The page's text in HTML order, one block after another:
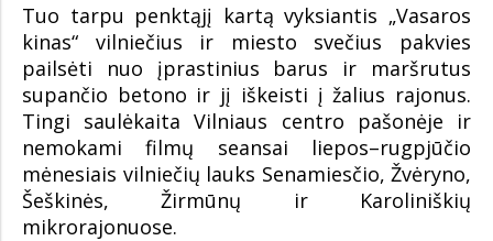
Tuo tarpu penktąjį kartą vyksiantis „Vasaros
kinas“ vilniečius ir miesto svečius pakvies
pailsėti nuo įprastinius barus ir maršrutus
supančio betono ir jį iškeisti į žalius rajonus.
Tingi saulėkaita Vilniaus centro pašonėje ir
nemokami filmų seansai liepos–rugpjūčio
mėnesiais vilniečių lauks Senamiesčio, Žvėryno,
Šeškinės, Žirmūnų ir Karoliniškių
mikrorajonuose.